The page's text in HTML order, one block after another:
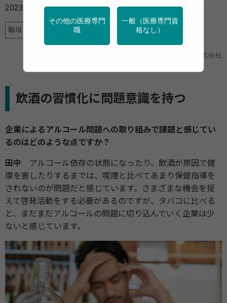
2023年02月07日
職域でのアルコール指導・減酒支援、多職種・チーム連携
大塚製薬株式会社
飲酒の習慣化に問題意識を持つ
企業によるアルコール問題への取り組みで課題と感じてい
るのはどのような点ですか？
田中
アルコール依存の状態になったり、飲酒が原因で健
康を害したりするまでは、喫煙と比べてあまり保健指導を
されないのが問題だと感じています。さまざまな機会を捉
えて啓発活動をする必要があるのですが、タバコに比べる
と、まだまだアルコールの問題に切り込んでいく企業は少
ないと感じています。
その他の医療専門
職
一般（医療専門資
格なし）